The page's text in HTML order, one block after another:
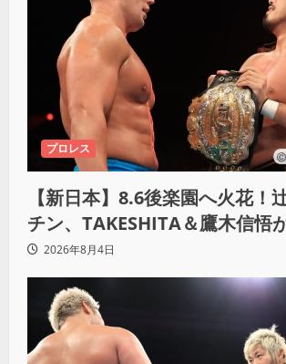
プロレス
【新日本】8.6後楽園へ火花！
チン、TAKESHITA＆鷹木信悟
激突2026年8月4日